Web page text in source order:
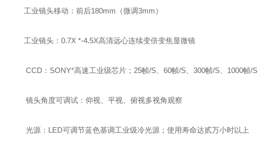
工业镜头移动：前后180mm（微调3mm）
工业镜头：0.7X *-4.5X高清远心连续变倍变焦显微镜
CCD：SONY*高速工业级芯片；25帧/S、60帧/S、300帧/S、1000帧/S
镜头角度可调试：仰视、平视、俯视多视角观察
光源：LED可调节蓝色基调工业级冷光源；使用寿命达贰万小时以上